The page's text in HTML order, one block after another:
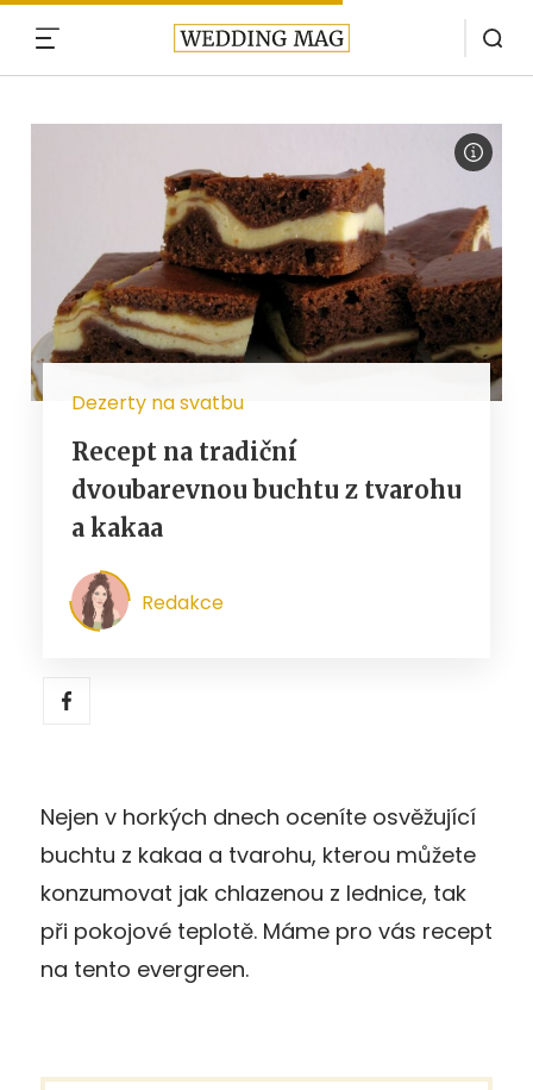
Dezerty na svatbu
Recept na tradiční
dvoubarevnou buchtu z tvarohu
a kakaa
Redakce
Nejen v horkých dnech oceníte osvěžující
buchtu z kakaa a tvarohu, kterou můžete
konzumovat jak chlazenou z lednice, tak
při pokojové teplotě. Máme pro vás recept
na tento evergreen.